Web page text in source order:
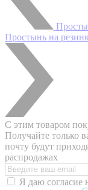
Простынь на
С этим товаром
Получайте только
почту будут
распродажах
Я даю согласие